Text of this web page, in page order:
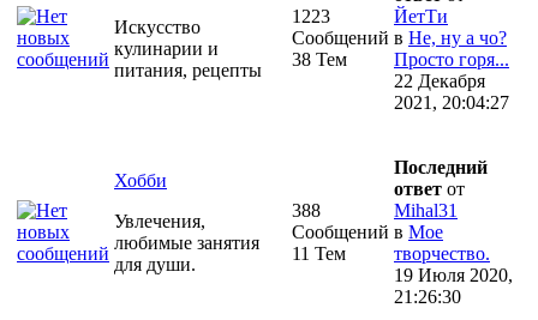
Искусство
кулинарии и
питания, рецепты
1223
Сообщений
38 Тем
ЙетТи
в Не, ну а чо?
Просто горя...
22 Декабря
2021, 20:04:27
Хобби
Увлечения,
любимые занятия
для души.
388
Сообщений
11 Тем
Последний
ответ от
Mihal31
в Мое
творчество.
19 Июля 2020,
21:26:30